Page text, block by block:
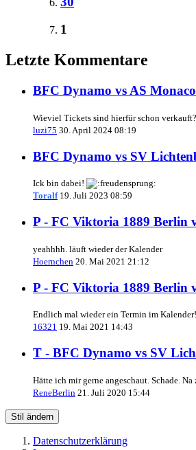
1
Letzte Kommentare
BFC Dynamo vs AS Monaco
Wieviel Tickets sind hierfür schon verkauft?
luzi75 30. April 2024 08:19
BFC Dynamo vs SV
Ick bin dabei!
Toralf 19. Juli 2023 08:59
P - FC Viktoria 1889 Berlin
yeahhhh. läuft wieder der Kalender
Hoernchen 20. Mai 2021 21:12
P - FC Viktoria 1889 Berlin
Endlich mal wieder ein Termin im Kalender!
16321 19. Mai 2021 14:43
T - BFC Dynamo vs SV
Hätte ich mir gerne angeschaut. Schade. Na
ReneBerlin 21. Juli 2020 15:44
Stil ändern
Datenschutzerklärung